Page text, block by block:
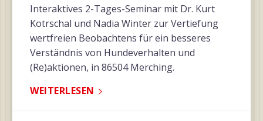
Interaktives 2-Tages-Seminar mit Dr. Kurt
Kotrschal und Nadia Winter zur Vertiefung
wertfreien Beobachtens für ein besseres
Verständnis von Hundeverhalten und
(Re)aktionen, in 86504 Merching.
WEITERLESEN